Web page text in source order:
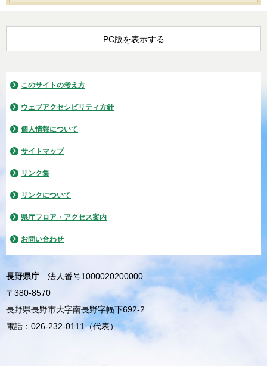
PC版を表示する
このサイトの考え方
ウェブアクセシビリティ方針
個人情報について
サイトマップ
リンク集
リンクについて
県庁フロア・アクセス案内
お問い合わせ
長野県庁
法人番号1000020200000
〒380-8570
長野県長野市大字南長野字幅下692-2
電話：026-232-0111（代表）